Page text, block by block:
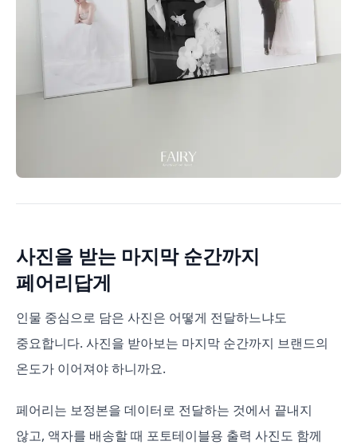
사진을 받는 마지막 순간까지
페어리답게
인물 중심으로 담은 사진은 어떻게 전달하느냐도
중요합니다. 사진을 받아보는 마지막 순간까지 브랜드의
온도가 이어져야 하니까요.
페어리는 보정본을 데이터로 전달하는 것에서 끝내지
않고, 액자를 배송할 때 포토테이블용 출력 사진도 함께